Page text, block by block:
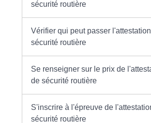
sécurité routière
Vérifier qui peut passer
sécurité routière
Se renseigner sur le prix de
de sécurité routière
S'inscrire à l'épreuve de
sécurité routière